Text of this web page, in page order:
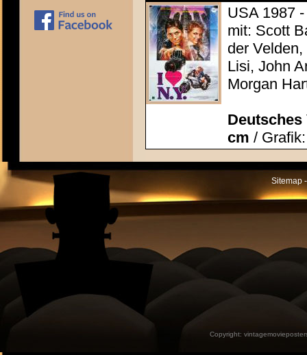
USA 1987
mit: Scott
der
Lisi, John
Morgan
Deutsches
cm /
Sitemap
Copyright: